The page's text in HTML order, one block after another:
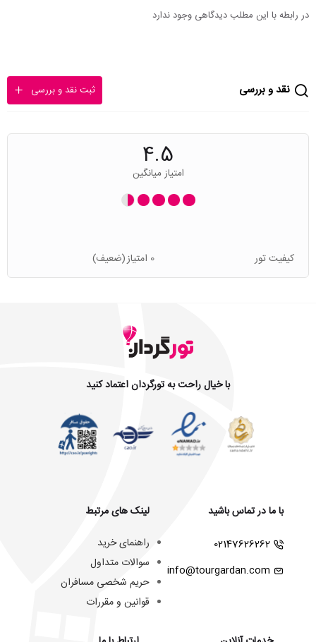
در رابطه با این مطلب دیدگاهی وجود ندارد
نقد و بررسی ثبت نقد و بررسی
4.5
امتیاز میانگین
کیفیت تور 0 امتیاز (ضعیف)
با خیال راحت به تورگردان اعتماد کنید
با ما در تماس باشید
02147626262
info@tourgardan.com
لینک های مرتبط
راهنمای خرید
سوالات متداول
حریم شخصی مسافران
قوانین و مقررات